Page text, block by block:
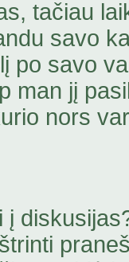
tačiau
savo
po savo
man jį
nors
į